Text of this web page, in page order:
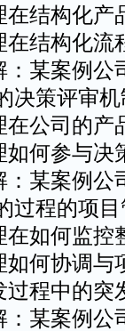
在结构化产
在结构化流
：某案例公
决策评审机
在公司的产
如何参与决
：某案例公
过程的项目
在如何监控
如何协调与
过程中的突
：某案例公